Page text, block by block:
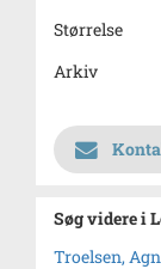
Størrelse
Arkiv
Søg videre i
Troelsen,